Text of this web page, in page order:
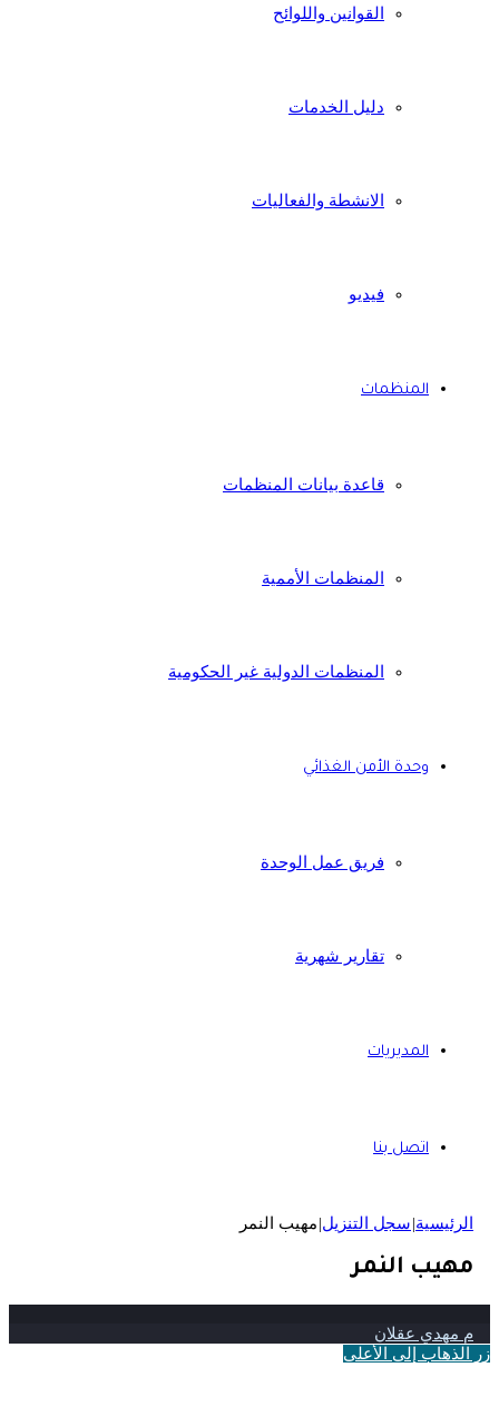
القوانين واللوائح
دليل الخدمات
الانشطة والفعاليات
فيديو
المنظمات
قاعدة بيانات المنظمات
المنظمات الأممية
المنظمات الدولية غير الحكومية
وحدة الأمن الغذائي
فريق عمل الوحدة
تقارير شهرية
المديريات
اتصل بنا
الرئيسية|سجل التنزيل|مهيب النمر
مهيب النمر
م مهدي عقلان
زر الذهاب إلى الأعلى